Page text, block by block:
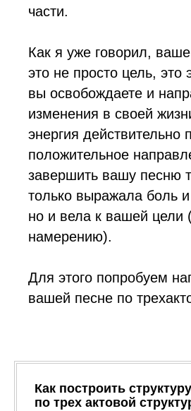
части.
Как я уже говорил,
это не просто цель, это
вы освобождаете и
изменения в своей
энергия действительно
положительное
завершить вашу песню
только выражала боль
но и вела к вашей цели
намерению).
Для этого попробуем
вашей песне по
Как построить
по трех актовой